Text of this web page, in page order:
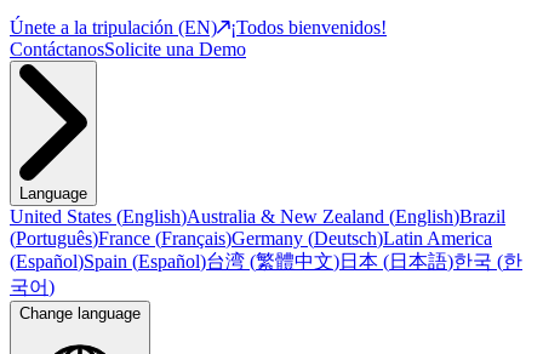
Únete a la tripulación (EN)
¡Todos bienvenidos!
ContáctanosSolicite una Demo
Language
United States (English)Australia & New Zealand (English)Brazil
(Português)France (Français)Germany (Deutsch)Latin America
(Español)Spain (Español)台湾 (繁體中文)日本 (日本語)한국 (한
국어)
Change language